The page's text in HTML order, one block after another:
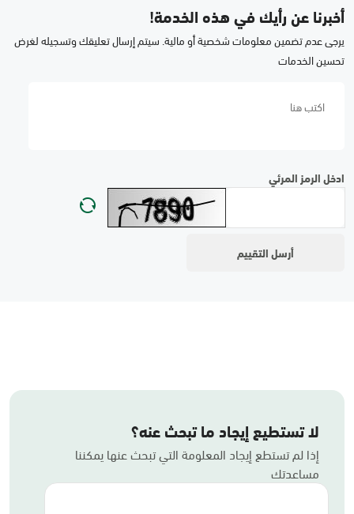
أخبرنا عن رأيك في هذه الخدمة!
يرجى عدم تضمين معلومات شخصية أو مالية. سيتم إرسال تعليقك وتسجيله لغرض
تحسين الخدمات
ادخل الرمز المرئي
لا تستطيع إيجاد ما تبحث عنه؟
إذا لم تستطع إيجاد المعلومة التي تبحث عنها يمكننا
مساعدتك